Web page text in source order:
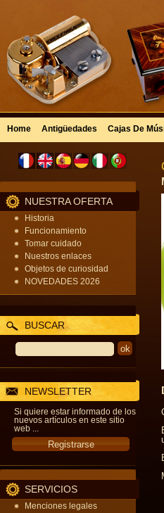
Home Antigüedades Cajas De
NUESTRA OFERTA
Historia
Funcionamiento
Tomar cuidado
Nuestros enlaces
Objetos de curiosidad
NOVEDADES 2026
BUSCAR
NEWSLETTER
Si quiere estar informado de los
nuevos artículos en este sitio
web ...
SERVICIOS
Menciones legales